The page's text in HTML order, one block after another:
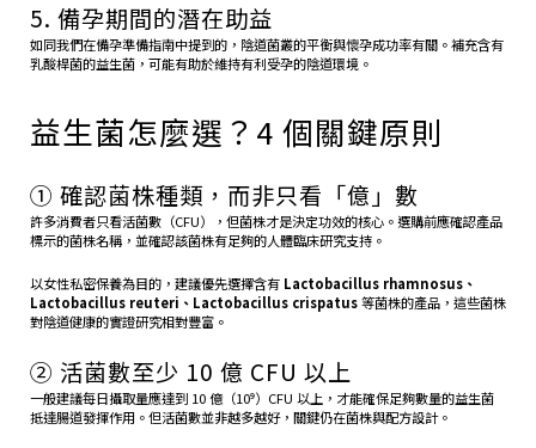
5. 備孕期間的潛在助益
如同我們在備孕準備指南中提到的，陰道菌叢的平衡與懷孕成功率有關。補充含有
乳酸桿菌的益生菌，可能有助於維持有利受孕的陰道環境。
益生菌怎麼選？4 個關鍵原則
① 確認菌株種類，而非只看「億」數
許多消費者只看活菌數（CFU），但菌株才是決定功效的核心。選購前應確認產品
標示的菌株名稱，並確認該菌株有足夠的人體臨床研究支持。
以女性私密保養為目的，建議優先選擇含有 Lactobacillus rhamnosus、
Lactobacillus reuteri、Lactobacillus crispatus等菌株的產品，這些菌株
對陰道健康的實證研究相對豐富。
② 活菌數至少 10 億 CFU 以上
一般建議每日攝取量應達到 10 億（10⁹）CFU 以上，才能確保足夠數量的益生菌
抵達腸道發揮作用。但活菌數並非越多越好，關鍵仍在菌株與配方設計。